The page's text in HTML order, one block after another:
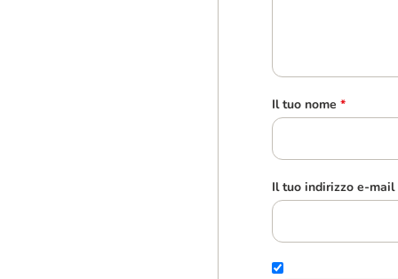
Il tuo nome *
Il tuo indirizzo e-mail